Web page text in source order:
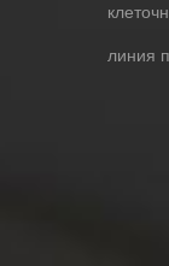
линия